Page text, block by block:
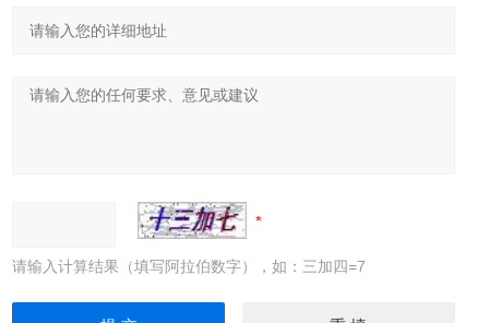
请输入计算结果（填写阿拉伯数字），如：三加四=7